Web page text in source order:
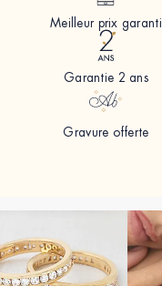
Meilleur prix garanti
Garantie 2 ans
Gravure offerte